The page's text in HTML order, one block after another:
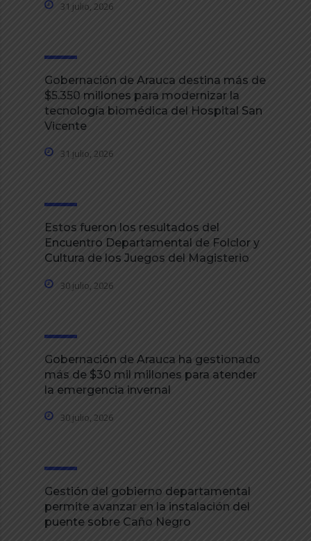
31 julio, 2026
Gobernación de Arauca destina más de
$5.350 millones para modernizar la
tecnología biomédica del Hospital San
Vicente
31 julio, 2026
Estos fueron los resultados del
Encuentro Departamental de Folclor y
Cultura de los Juegos del Magisterio
30 julio, 2026
Gobernación de Arauca ha gestionado
más de $30 mil millones para atender
la emergencia invernal
30 julio, 2026
Gestión del gobierno departamental
permite avanzar en la instalación del
puente sobre Caño Negro